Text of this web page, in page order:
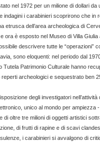
nel 1972 per un milione di dollari da
indagini i carabinieri scoprirono che in
etrusca dell’area archeologica di
ora è esposto nel Museo di Villa Giulia
descrivere tutte le “operazioni”
sono eloquenti: nel periodo dal
Tutela Patrimonio Culturale hanno
reperti archeologici e sequestrato ben
degli investigatori nell’attività
unico al mondo per ampiezza
di oltre tre milioni di oggetti artistici
di frutti di rapine e di scavi
i carabinieri si avvalgono di